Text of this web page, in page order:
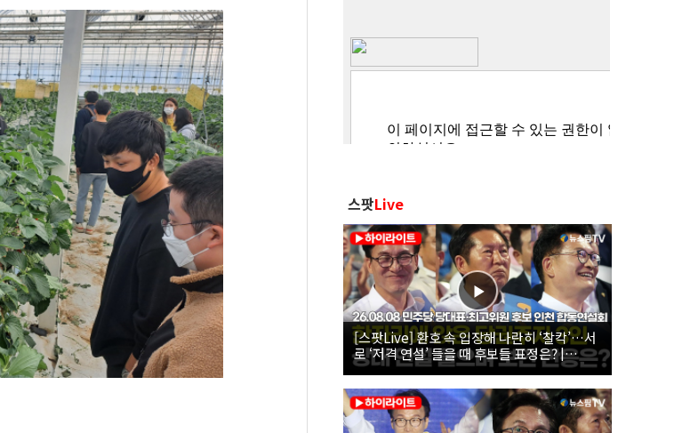
스팟Live
[스팟Live] 환호 속 입장해 나란히 ‘찰칵’…서
로 ‘저격 연설’ 들을 때 후보들 표정은? |
26.08.08 더불어민주당 당대표·최고위원 후
보 인천 합동연설회